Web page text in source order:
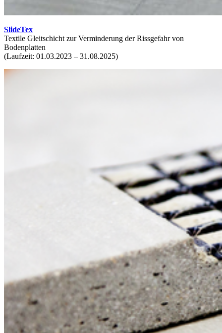
SlideTex
Textile Gleitschicht zur Verminderung der Rissgefahr von
Bodenplatten
(Laufzeit: 01.03.2023 – 31.08.2025)